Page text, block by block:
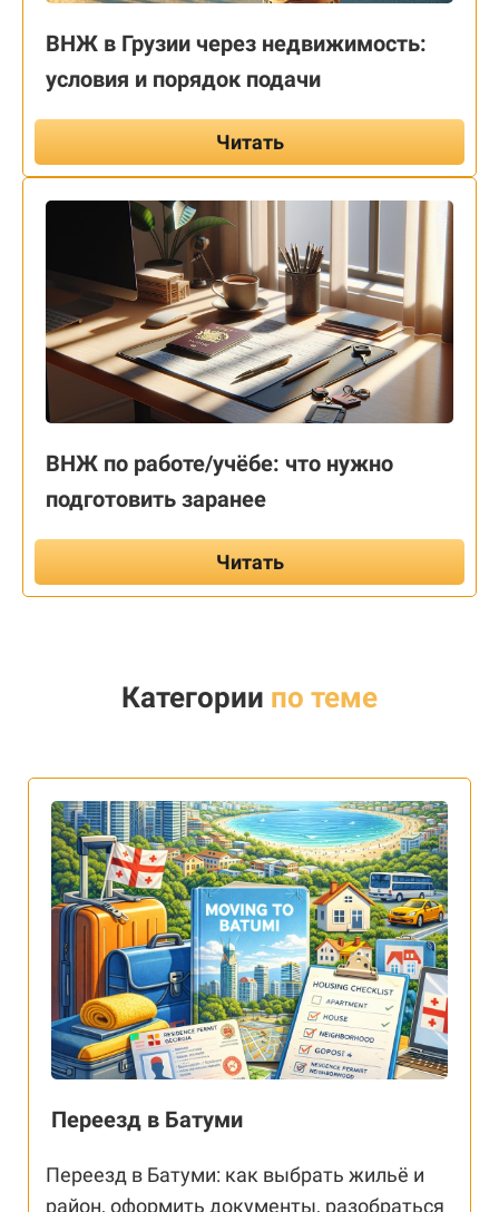
ВНЖ в Грузии через недвижимость:
условия и порядок подачи
Читать
ВНЖ по работе/учёбе: что нужно
подготовить заранее
Читать
Категории по теме
Переезд в Батуми
Переезд в Батуми: как выбрать жильё и
район, оформить документы, разобраться